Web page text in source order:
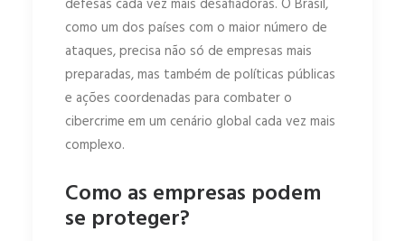
defesas cada vez mais desafiadoras. O Brasil,
como um dos países com o maior número de
ataques, precisa não só de empresas mais
preparadas, mas também de políticas públicas
e ações coordenadas para combater o
cibercrime em um cenário global cada vez mais
complexo.
Como as empresas podem
se proteger?